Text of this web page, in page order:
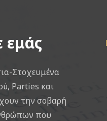
εμάς
Στοχευμένα
Parties και
την σοβαρή
που